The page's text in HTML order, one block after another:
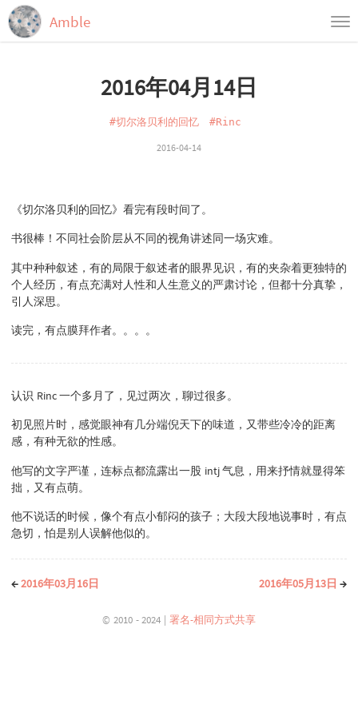
Amble
归档
标签
2016年04月14日
#切尔洛贝利的回忆 #Rinc
2016-04-14
《切尔洛贝利的回忆》看完有段时间了。
书很棒！不同社会阶层从不同的视角讲述同一场灾难。
其中种种叙述，有的局限于叙述者的眼界见识，有的夹杂着更独特的
个人经历，有点充满对人性和人生意义的严肃讨论，但都十分真挚，
引人深思。
读完，有点膜拜作者。。。。
认识 Rinc 一个多月了，见过两次，聊过很多。
初见照片时，感觉眼神有几分端倪天下的味道，又带些冷冷的距离
感，有种无欲的性感。
他写的文字严谨，连标点都流露出一股 intj 气息，用来抒情就显得笨
拙，又有点萌。
他不说话的时候，像个有点小郁闷的孩子；大段大段地说事时，有点
急切，怕是别人误解他似的。
←2016年03月16日 2016年05月13日 →
© 2010 - 2024 | 署名-相同方式共享